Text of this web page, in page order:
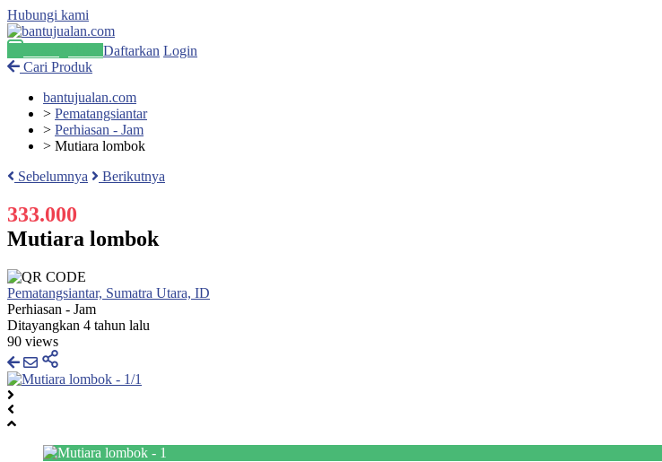
Hubungi kami
Daftarkan Login
Cari Produk
bantujualan.com
> Pematangsiantar
> Perhiasan - Jam
> Mutiara lombok
Sebelumnya
Berikutnya
333.000
Mutiara lombok
Pematangsiantar, Sumatra Utara, ID
Perhiasan - Jam
Ditayangkan 4 tahun lalu
90 views